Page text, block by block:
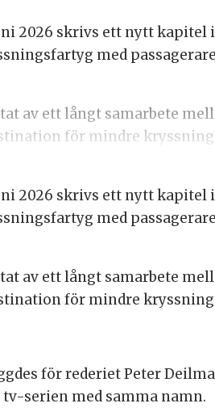
2026 skrivs ett nytt
med
av ett långt samarbete
för mindre
2026 skrivs ett nytt
med
av ett långt samarbete
för mindre
för rederiet Peter
serien med samma namn.